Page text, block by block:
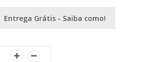
Entrega Grátis - Saiba como!